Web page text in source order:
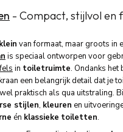
- Compact, stijlvol en
klein van formaat, maar groots in
is speciaal ontworpen voor
in toiletruimte. Ondanks het
een belangrijk detail dat je
praktisch als qua uitstraling.
stijlen, kleuren en
én klassieke toiletten.